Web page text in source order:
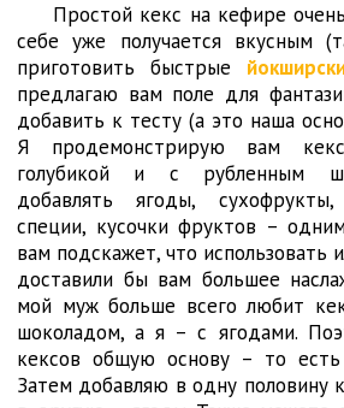
Простой кекс на кефире
себе уже получается вкусным
приготовить быстрые
предлагаю вам поле для
добавить к тесту (а это наша
Я продемонстрирую вам
голубикой и с рубленным
добавлять ягоды,
специи, кусочки фруктов –
вам подскажет, что использовать
доставили бы вам большее
мой муж больше всего любит
шоколадом, а я – с ягодами.
кексов общую основу – то
Затем добавляю в одну половину